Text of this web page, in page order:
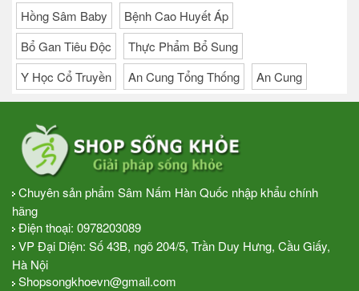
Hồng Sâm Baby
Bệnh Cao Huyết Áp
Bổ Gan Tiêu Độc
Thực Phẩm Bổ Sung
Y Học Cổ Truyền
An Cung Tổng Thống An Cung
Chuyên sản phẩm Sâm Nấm Hàn Quốc nhập khẩu chính
hãng
Điện thoại: 0978203089
VP Đại Diện: Số 43B, ngõ 204/5, Trần Duy Hưng, Cầu Giấy,
Hà Nội
Shopsongkhoevn@gmail.com